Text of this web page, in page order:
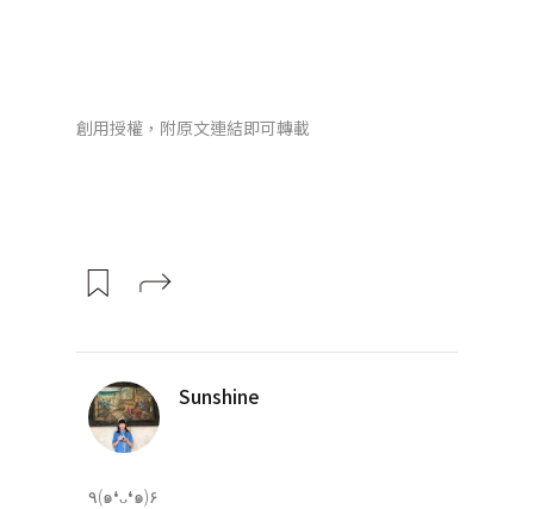
創用授權，附原文連結即可轉載
Sunshine
٩(๑❛ᴗ❛๑)۶